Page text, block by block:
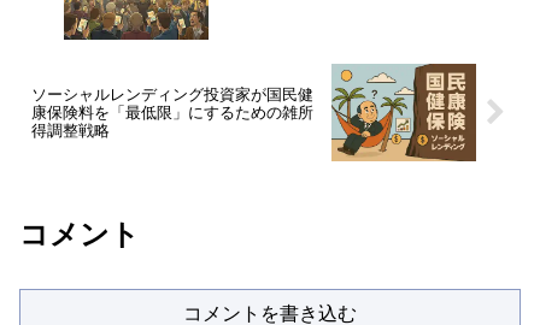
ソーシャルレンディング投資家が国民健
康保険料を「最低限」にするための雑所
得調整戦略
コメント
コメントを書き込む